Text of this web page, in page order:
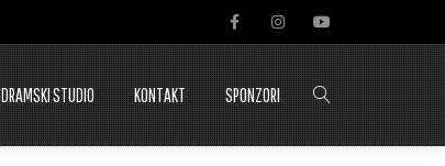
DRAMSKI STUDIO KONTAKT SPONZORI